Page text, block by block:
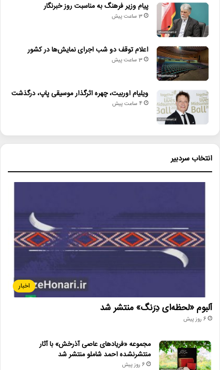
پیام وزیر فرهنگ به مناسبت روز خبرنگار
3 ساعت پیش
اعلام توقف دو شب اجرای نمایش‌ها در کشور
3 ساعت پیش
ویلیام اوربیت، چهره اثرگذار موسیقی پاپ، درگذشت
4 ساعت پیش
انتخاب سردبیر
اخبار
آلبوم «لحظه‌ای دِرَنگ» منتشر شد
6 روز پیش
مجموعه «فریادهای عاصی آذرخش» با آثار
منتشرنشده احمد شاملو منتشر شد
6 روز پیش